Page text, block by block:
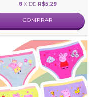
8 X DE R$5,29
COMPRAR